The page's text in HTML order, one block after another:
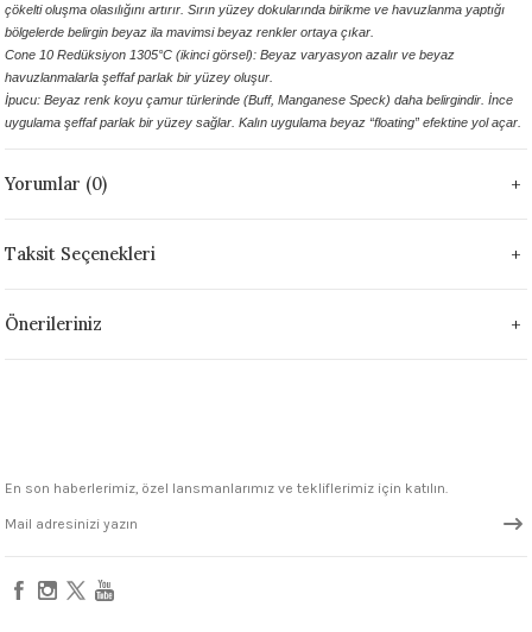
999 - 1222 °C
°C
çökelti oluşma olasılığını artırır. Sırın yüzey dokularında birikme ve havuzlanma yaptığı
bölgelerde belirgin beyaz ila mavimsi beyaz renkler ortaya çıkar.
Cone 10 Redüksiyon 1305°C (ikinci görsel): Beyaz varyasyon azalır ve beyaz
havuzlanmalarla şeffaf parlak bir yüzey oluşur.
İpucu: Beyaz renk koyu çamur türlerinde (Buff, Manganese Speck) daha belirgindir. İnce
uygulama şeffaf parlak bir yüzey sağlar. Kalın uygulama beyaz “floating” efektine yol açar.
Yorumlar (0)
Taksit Seçenekleri
Önerileriniz
En son haberlerimiz, özel lansmanlarımız ve tekliflerimiz için katılın.